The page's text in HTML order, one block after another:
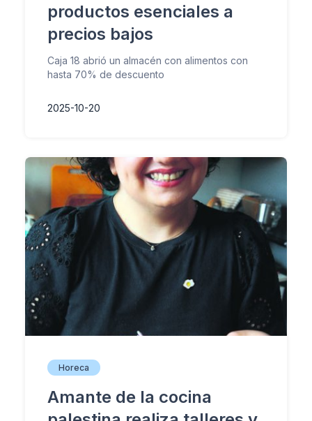
productos esenciales a
precios bajos
Caja 18 abrió un almacén con alimentos con
hasta 70% de descuento
2025-10-20
Horeca
Amante de la cocina